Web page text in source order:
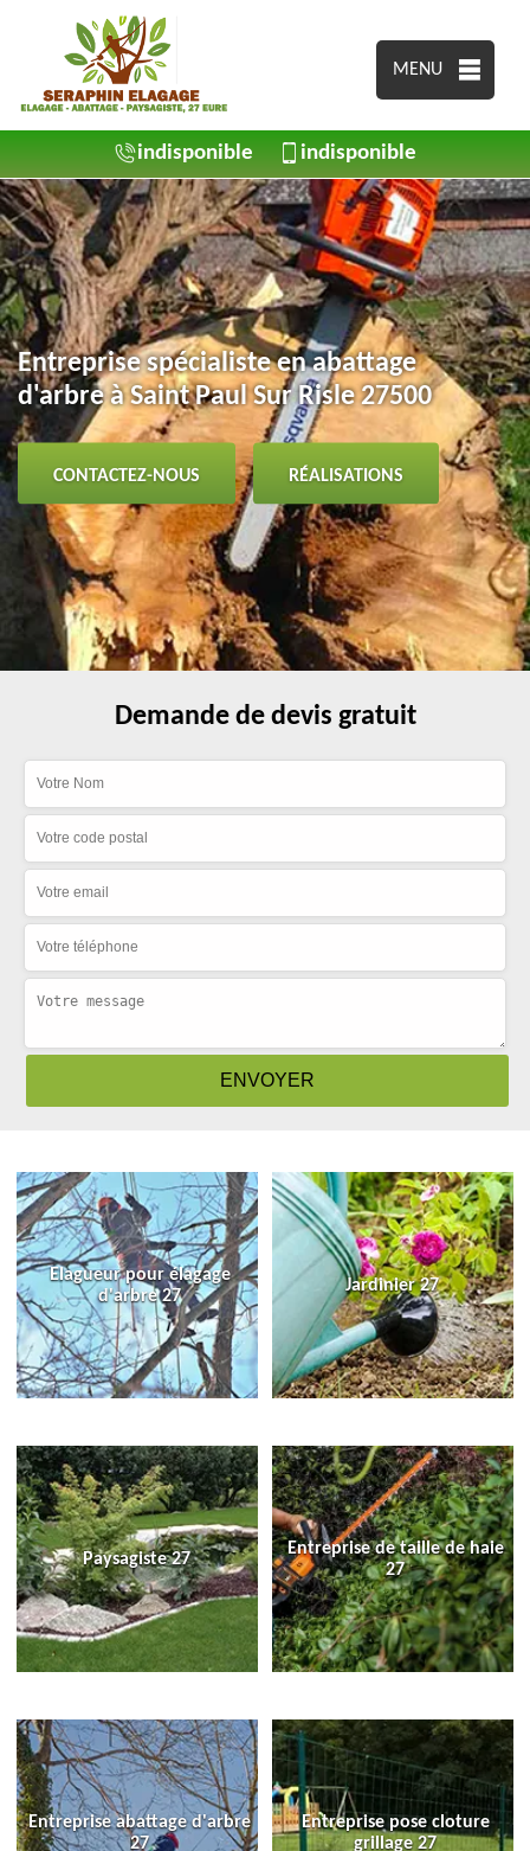
MENU
indisponible indisponible
Entreprise spécialiste en abattage
d'arbre à Saint Paul Sur Risle 27500
CONTACTEZ-NOUS RÉALISATIONS
Demande de devis gratuit
Elagueur pour élagage
d'arbre 27
Jardinier 27
Paysagiste 27
Entreprise de taille de haie
27
Entreprise abattage d'arbre
27
Entreprise pose cloture
grillage 27